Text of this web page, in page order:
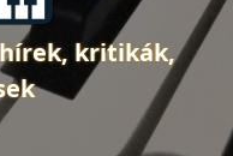
kritikák,